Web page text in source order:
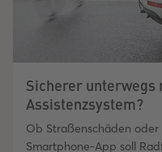
Sicherer
Assistenzsystem?
Ob Straßenschäden
Smartphone-App soll